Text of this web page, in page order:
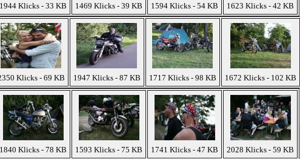
1944 Klicks - 33 KB 1469 Klicks - 39 KB 1594 Klicks - 54 KB 1623 Klicks - 42 KB
Klicks - 69 KB 1947 Klicks - 87 KB 1717 Klicks - 98 KB 1672 Klicks - 102 KB
1840 Klicks - 78 KB 1593 Klicks - 75 KB 1741 Klicks - 47 KB 2028 Klicks - 59 KB